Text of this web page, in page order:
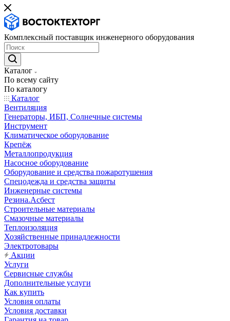
Комплексный поставщик инженерного оборудования
Каталог
По всему сайту
По каталогу
Каталог
Вентиляция
Генераторы, ИБП, Солнечные системы
Инструмент
Климатическое оборудование
Крепёж
Металлопродукция
Насосное оборудование
Оборудование и средства пожаротушения
Спецодежда и средства защиты
Инженерные системы
Резина.Асбест
Строительные материалы
Смазочные материалы
Теплоизоляция
Хозяйственные принадлежности
Электротовары
Акции
Услуги
Сервисные службы
Дополнительные услуги
Как купить
Условия оплаты
Условия доставки